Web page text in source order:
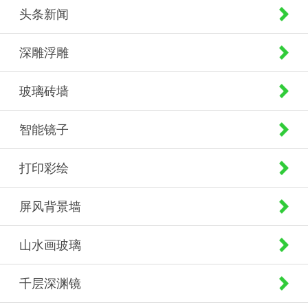
头条新闻
深雕浮雕
玻璃砖墙
智能镜子
打印彩绘
屏风背景墙
山水画玻璃
千层深渊镜